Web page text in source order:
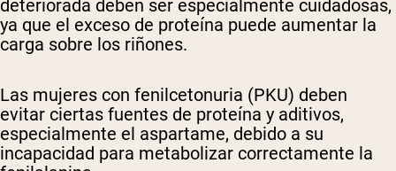
deteriorada deben ser especialmente cuidadosas,
ya que el exceso de proteína puede aumentar la
carga sobre los riñones.
Las mujeres con fenilcetonuria (PKU) deben
evitar ciertas fuentes de proteína y aditivos,
especialmente el aspartame, debido a su
incapacidad para metabolizar correctamente la